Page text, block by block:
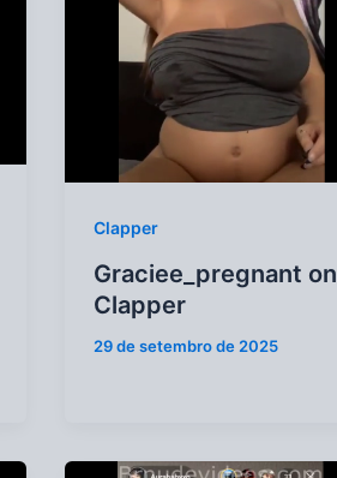
Clapper
Graciee_pregnant on
Clapper
29 de setembro de 2025